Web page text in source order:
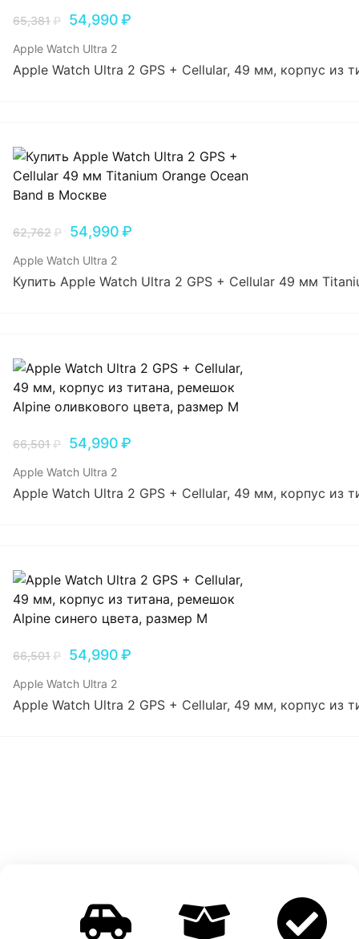
65,381₽ 54,990₽
Apple Watch Ultra 2
Apple Watch Ultra 2 GPS + Cellular, 49 мм, корпус из
62,762₽ 54,990₽
Apple Watch Ultra 2
Купить Apple Watch Ultra 2 GPS + Cellular 49 мм
66,501₽ 54,990₽
Apple Watch Ultra 2
Apple Watch Ultra 2 GPS + Cellular, 49 мм, корпус из
66,501₽ 54,990₽
Apple Watch Ultra 2
Apple Watch Ultra 2 GPS + Cellular, 49 мм, корпус из